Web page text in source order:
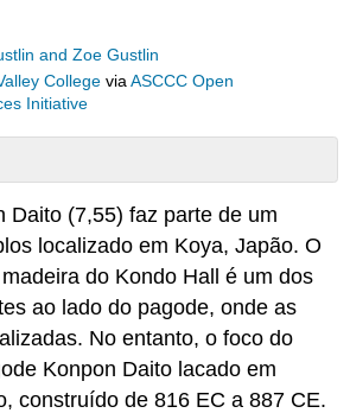
and Zoe Gustlin
College viaASCCC Open
Initiative
Daito (7,55) faz parte de um
localizado em Koya, Japão. O
do Kondo Hall é um dos
ao lado do pagode, onde as
No entanto, o foco do
Konpon Daito lacado em
construído de 816 EC a 887 CE.